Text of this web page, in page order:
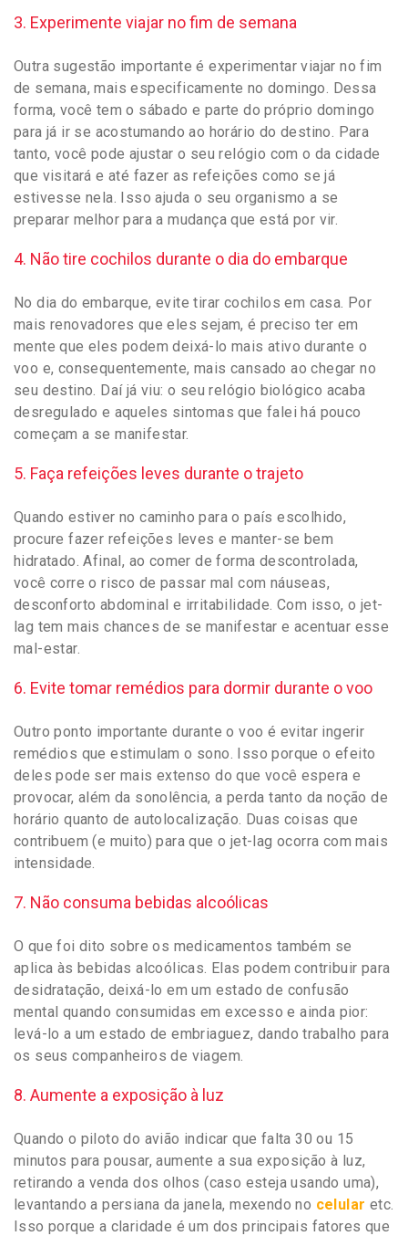
3. Experimente viajar no fim de semana
Outra sugestão importante é experimentar viajar no fim
de semana, mais especificamente no domingo. Dessa
forma, você tem o sábado e parte do próprio domingo
para já ir se acostumando ao horário do destino. Para
tanto, você pode ajustar o seu relógio com o da cidade
que visitará e até fazer as refeições como se já
estivesse nela. Isso ajuda o seu organismo a se
preparar melhor para a mudança que está por vir.
4. Não tire cochilos durante o dia do embarque
No dia do embarque, evite tirar cochilos em casa. Por
mais renovadores que eles sejam, é preciso ter em
mente que eles podem deixá-lo mais ativo durante o
voo e, consequentemente, mais cansado ao chegar no
seu destino. Daí já viu: o seu relógio biológico acaba
desregulado e aqueles sintomas que falei há pouco
começam a se manifestar.
5. Faça refeições leves durante o trajeto
Quando estiver no caminho para o país escolhido,
procure fazer refeições leves e manter-se bem
hidratado. Afinal, ao comer de forma descontrolada,
você corre o risco de passar mal com náuseas,
desconforto abdominal e irritabilidade. Com isso, o jet-
lag tem mais chances de se manifestar e acentuar esse
mal-estar.
6. Evite tomar remédios para dormir durante o voo
Outro ponto importante durante o voo é evitar ingerir
remédios que estimulam o sono. Isso porque o efeito
deles pode ser mais extenso do que você espera e
provocar, além da sonolência, a perda tanto da noção de
horário quanto de autolocalização. Duas coisas que
contribuem (e muito) para que o jet-lag ocorra com mais
intensidade.
7. Não consuma bebidas alcoólicas
O que foi dito sobre os medicamentos também se
aplica às bebidas alcoólicas. Elas podem contribuir para
desidratação, deixá-lo em um estado de confusão
mental quando consumidas em excesso e ainda pior:
levá-lo a um estado de embriaguez, dando trabalho para
os seus companheiros de viagem.
8. Aumente a exposição à luz
Quando o piloto do avião indicar que falta 30 ou 15
minutos para pousar, aumente a sua exposição à luz,
retirando a venda dos olhos (caso esteja usando uma),
levantando a persiana da janela, mexendo no celular etc.
Isso porque a claridade é um dos principais fatores que